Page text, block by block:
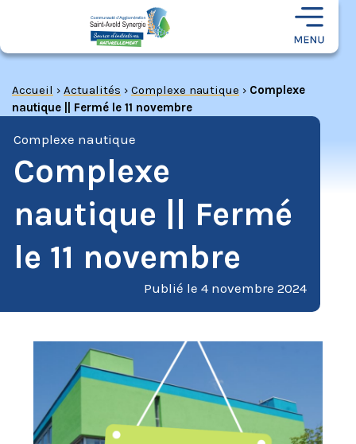
Accueil › Actualités › Complexe nautique › Complexe
nautique || Fermé le 11 novembre
Complexe nautique
Complexe
nautique || Fermé
le 11 novembre
Publié le 4 novembre 2024